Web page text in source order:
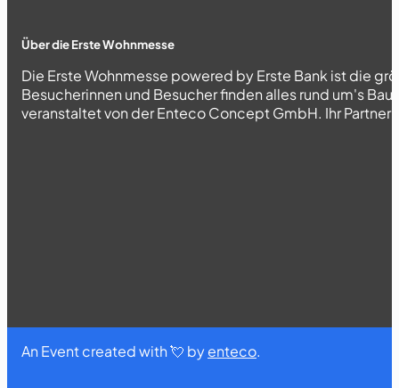
Über die Erste Wohnmesse
Die Erste Wohnmesse powered by Erste Bank ist die
Besucherinnen und Besucher finden alles rund um's
veranstaltet von der Enteco Concept GmbH. Ihr Partner
An Event created with 💘 byenteco.